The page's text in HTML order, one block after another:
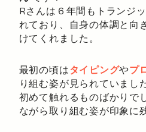
Rさんは６年間もトランジ
れており、自身の体調と向
けてくれました。
最初の頃は タイピングやプ
り組む姿が見られていまし
初めて触れるものばかりで
ながら取り組む姿が印象に